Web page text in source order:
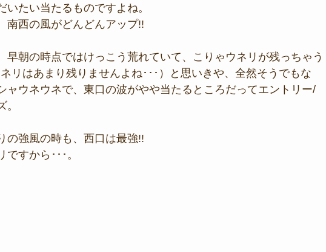
たい当たるものですよね。
南西の風がどんどんアップ!!
早朝の時点ではけっこう荒れていて、こりゃウネリが残っちゃう
リはあまり残りませんよね･･･）と思いきや、全然そうでもな
ャウネウネで、東口の波がやや当たるところだってエントリー/
の強風の時も、西口は最強!!
すから･･･。